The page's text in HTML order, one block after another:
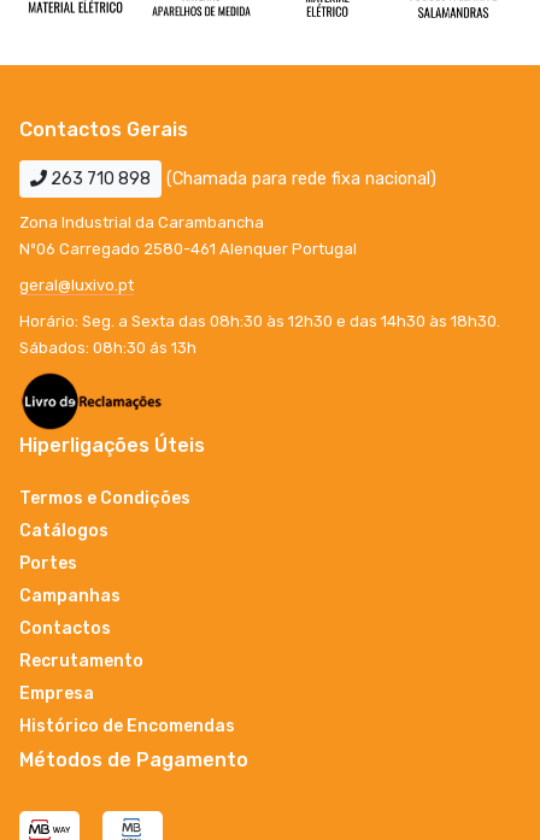
Contactos Gerais
263 710 898 (Chamada para rede fixa nacional)
Zona Industrial da Carambancha
Nº06 Carregado 2580-461 Alenquer Portugal
geral@luxivo.pt
Horário: Seg. a Sexta das 08h:30 às 12h30 e das 14h30 às 18h30.
Sábados: 08h:30 ás 13h
Hiperligações Úteis
Termos e Condições
Catálogos
Portes
Campanhas
Contactos
Recrutamento
Empresa
Histórico de Encomendas
Métodos de Pagamento